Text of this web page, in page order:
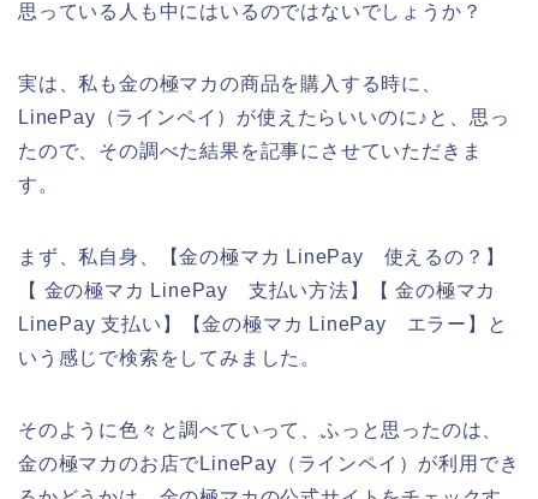
思っている人も中にはいるのではないでしょうか？
実は、私も金の極マカの商品を購入する時に、
LinePay（ラインペイ）が使えたらいいのに♪と、思っ
たので、その調べた結果を記事にさせていただきま
す。
まず、私自身、【金の極マカ LinePay 使えるの？】
【 金の極マカ LinePay 支払い方法】【 金の極マカ
LinePay 支払い】【金の極マカ LinePay エラー】と
いう感じで検索をしてみました。
そのように色々と調べていって、ふっと思ったのは、
金の極マカのお店でLinePay（ラインペイ）が利用でき